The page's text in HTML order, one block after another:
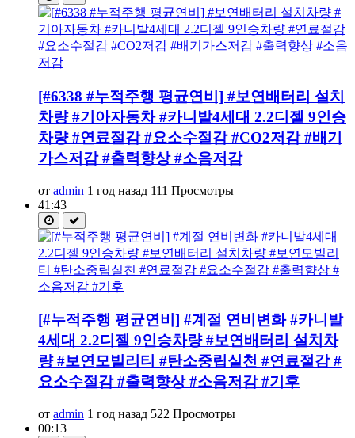
[#6338 #누적주행 평균연비] #보연배터리 설치
차량 #기아자동차 #카니발4세대 2.2디젤 9인승
차량 #연료절감 #요소수절감 #CO2저감 #배기
가스저감 #출력향상 #소음저감
от admin 1 год назад 111 Просмотры
41:43
[#누적주행 평균연비] #계절 연비변화 #카니발
4세대 2.2디젤 9인승차량 #보연배터리 설치차
량 #보연모빌리티 #탄소중립실천 #연료절감 #
요소수절감 #출력향상 #소음저감 #기후
от admin 1 год назад 522 Просмотры
00:13